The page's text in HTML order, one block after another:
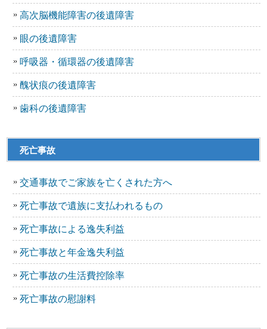
高次脳機能障害の後遺障害
眼の後遺障害
呼吸器・循環器の後遺障害
醜状痕の後遺障害
歯科の後遺障害
死亡事故
交通事故でご家族を亡くされた方へ
死亡事故で遺族に支払われるもの
死亡事故による逸失利益
死亡事故と年金逸失利益
死亡事故の生活費控除率
死亡事故の慰謝料